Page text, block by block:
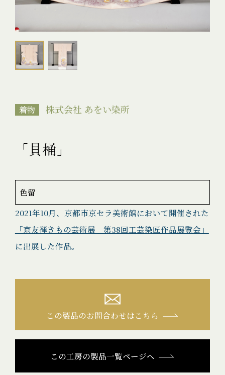
着物 株式会社 あをい染所
「貝桶」
色留
2021年10月、京都市京セラ美術館において開催された
「京友禅きもの芸術展 第38回工芸染匠作品展覧会」
に出展した作品。
この製品のお問合わせはこちら
この工房の製品一覧ページへ